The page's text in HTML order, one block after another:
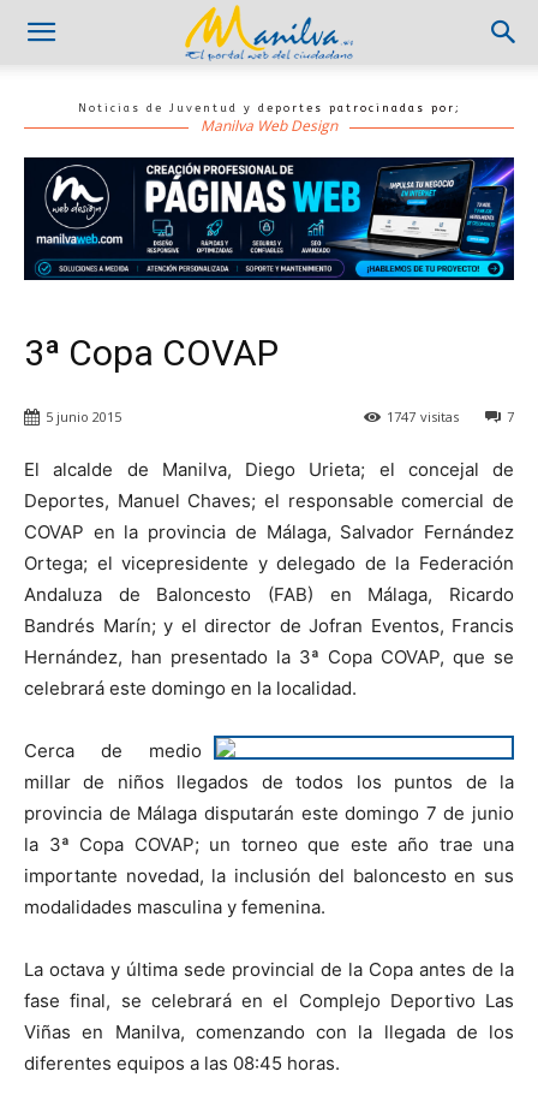
Noticias de Juventud y deportes patrocinadas por;
Manilva Web Design
3ª Copa COVAP
7
1747 visitas
5 junio 2015
El alcalde de Manilva, Diego Urieta; el concejal de
Deportes, Manuel Chaves; el responsable comercial de
COVAP en la provincia de Málaga, Salvador Fernández
Ortega; el vicepresidente y delegado de la Federación
Andaluza de Baloncesto (FAB) en Málaga, Ricardo
Bandrés Marín; y el director de Jofran Eventos, Francis
Hernández, han presentado la 3ª Copa COVAP, que se
celebrará este domingo en la localidad.
Cerca de medio
millar de niños llegados de todos los puntos de la
provincia de Málaga disputarán este domingo 7 de junio
la 3ª Copa COVAP; un torneo que este año trae una
importante novedad, la inclusión del baloncesto en sus
modalidades masculina y femenina.
La octava y última sede provincial de la Copa antes de la
fase final, se celebrará en el Complejo Deportivo Las
Viñas en Manilva, comenzando con la llegada de los
diferentes equipos a las 08:45 horas.